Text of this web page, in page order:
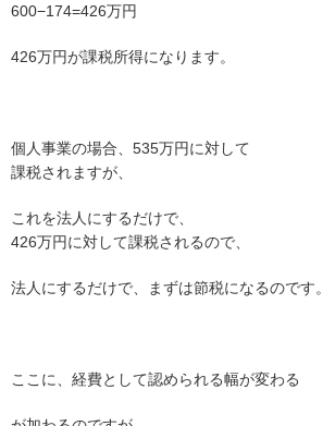
600−174=426万円
426万円が課税所得になります。
個人事業の場合、535万円に対して
課税されますが、
これを法人にするだけで、
426万円に対して課税されるので、
法人にするだけで、まずは節税になるのです。
ここに、経費として認められる幅が変わる